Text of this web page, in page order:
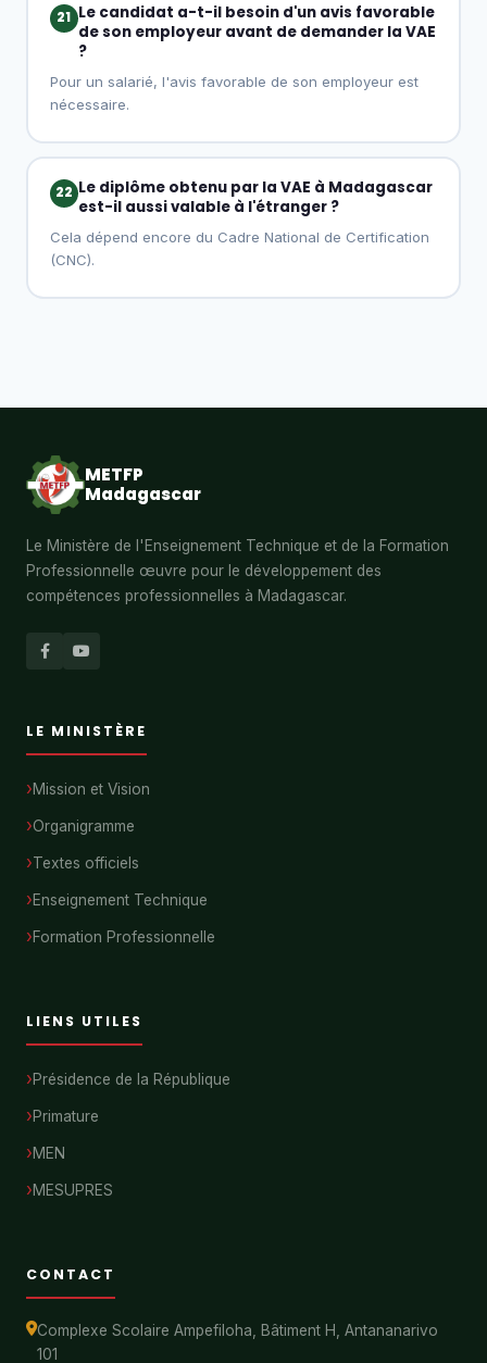
21 Le candidat a-t-il besoin d'un avis favorable
de son employeur avant de demander la VAE
?
Pour un salarié, l'avis favorable de son employeur est
nécessaire.
22 Le diplôme obtenu par la VAE à Madagascar
est-il aussi valable à l'étranger ?
Cela dépend encore du Cadre National de Certification
(CNC).
METFP
Madagascar
Le Ministère de l'Enseignement Technique et de la Formation
Professionnelle œuvre pour le développement des
compétences professionnelles à Madagascar.
LE MINISTÈRE
Mission et Vision
Organigramme
Textes officiels
Enseignement Technique
Formation Professionnelle
LIENS UTILES
Présidence de la République
Primature
MEN
MESUPRES
CONTACT
Complexe Scolaire Ampefiloha, Bâtiment H, Antananarivo
101